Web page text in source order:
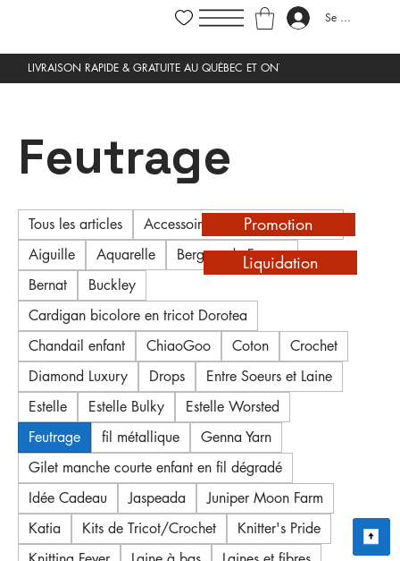
Se connecter
Feutrage
Tous les articles
Accessoires de tricot et crochet
Aiguille
Aquarelle
Bergere de France
Bernat
Buckley
Cardigan bicolore en tricot Dorotea
Chandail enfant
ChiaoGoo Coton
Crochet
Diamond Luxury
Drops
Entre Soeurs et Laine
Estelle
Estelle Bulky
Estelle Worsted
Feutrage
fil métallique
Genna Yarn
Gilet manche courte enfant en fil dégradé
Idée Cadeau
Jaspeada
Juniper Moon Farm
Katia
Kits de Tricot/Crochet
Knitter's Pride
Liquidation
Promotion